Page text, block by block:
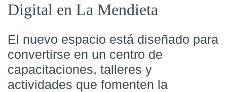
Digital en La Mendieta
El nuevo espacio está diseñado para
convertirse en un centro de
capacitaciones, talleres y
actividades que fomenten la